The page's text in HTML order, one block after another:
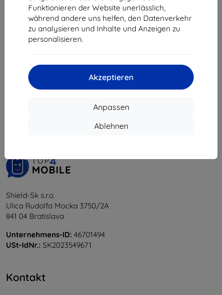
Funktionieren der Website unerlässlich,
während andere uns helfen, den Datenverkehr
zu analysieren und Inhalte und Anzeigen zu
personalisieren.
Akzeptieren
Anpassen
Ablehnen
€ 20,60
Auf Lager > 5 Stk.
€ 8,02
Letztes Stück auf Lager
vom ganzen6.
Shield-Sk s.r.o.
Ulica Rudolfa Mocka 3750/2A
841 04 Bratislava
Unternehmens-ID: 46701494
USt-IdNr.: SK2023549671
Kontakt